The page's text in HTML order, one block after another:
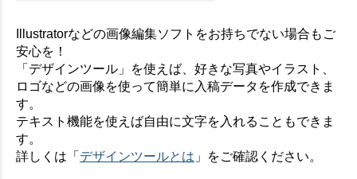
Illustratorなどの画像編集ソフトをお持ちでない場合もご
安心を！
「デザインツール」を使えば、好きな写真やイラスト、
ロゴなどの画像を使って簡単に入稿データを作成できま
す。
テキスト機能を使えば自由に文字を入れることもできま
す。
詳しくは「 デザインツールとは 」をご確認ください。